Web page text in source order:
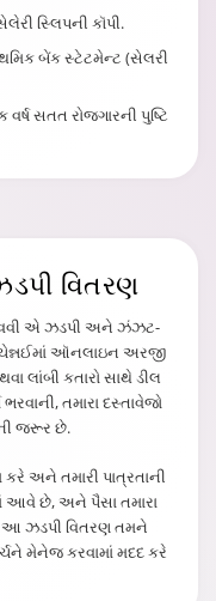
સ્લિપની કૉપી.
બેંક સ્ટેટમેન્ટ (સેલરી
સતત રોજગારની પુષ્ટિ
વિતરણ
એ ઝડપી અને ઝંઝટ-
ઑનલાઇન અરજી
લાંબી કતારો સાથે ડીલ
તમારા દસ્તાવેજો
જરૂર છે.
કરે અને તમારી પાત્રતાની
આવે છે, અને પૈસા તમારા
આ ઝડપી વિતરણ તમને
મેનેજ કરવામાં મદદ કરે